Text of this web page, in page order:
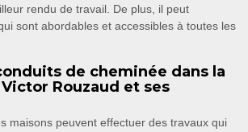
rendu de travail. De plus, il peut
sont abordables et accessibles à toutes les
de cheminée dans la
Rouzaud et ses
maisons peuvent effectuer des travaux qui